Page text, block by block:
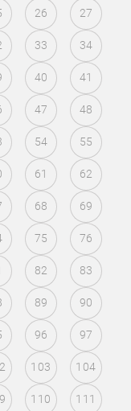
26 27
33 34
40 41
47 48
54 55
61 62
68 69
75 76
82 83
89 90
96 97
103 104
110 111